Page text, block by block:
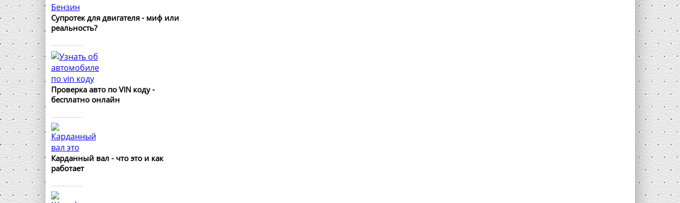
Супротек для двигателя - миф или
реальность?
Проверка авто по VIN коду -
бесплатно онлайн
Карданный вал - что это и как
работает